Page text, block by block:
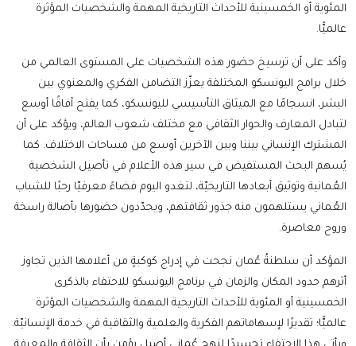
المئوية أو الخمسينية للأحداث التاريخية المهمة والشخصيات المؤثرة
عالميًّا.
وأكد على أن ترسيخ حضور هذه الشخصيات على المستوى العالمي من
خلال برامج اليونسكو المختلفة يعزّز التضامن الفكري والمعنوي بين
البشر، انسجامًا مع الميثاق التأسيسي لليونسكو، كما يفتح آفاقًا أوسع
لتبادل المعارف والحوار الثقافي مع مختلف شعوب العالم، ويؤكد على أن
المشترك الإنساني بيننا وبين الآخرين أوسع من مساحات الاختلاف. كما
يُسهم البحث المستفيض في سير هذه الأعلام في تأصيل الشخصية
العُمانية وتوثيق أبعادها التاريخيّة، لتغدو اليوم فضاءً معرفيّا رحبًا للشباب
العُماني يستلهمون منه جذور ثقافتهم، ويجدّدون حضورها بأصالة راسخة
وروح معاصرة.
المؤكد أن سلطنةُ عُمان نجحت في إدراج كوكبةٍ من أعلامها الذين تجاوز
أثرهم حدود المكان والزمان في برنامج اليونسكو للاحتفاء بالذكرى
الخمسينية أو المئوية للأحداث التاريخية المهمة والشخصيات المؤثرة
عالميًّا؛ تقديرًا لإسهاماتهم الفكرية والعلمية والثقافية في خدمة الإنسانيّة.